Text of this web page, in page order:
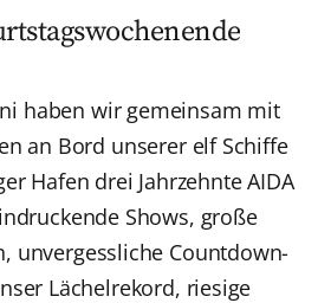
haben wir gemeinsam mit
an Bord unserer elf Schiffe
Hafen drei Jahrzehnte AIDA
Shows, große
unvergessliche Countdown-
Lächelrekord, riesige